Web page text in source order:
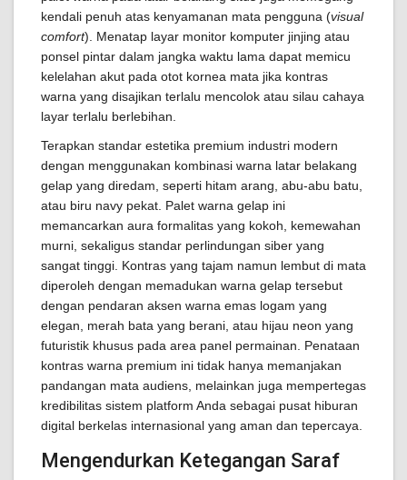
kendali penuh atas kenyamanan mata pengguna (visual
comfort). Menatap layar monitor komputer jinjing atau
ponsel pintar dalam jangka waktu lama dapat memicu
kelelahan akut pada otot kornea mata jika kontras
warna yang disajikan terlalu mencolok atau silau cahaya
layar terlalu berlebihan.
Terapkan standar estetika premium industri modern
dengan menggunakan kombinasi warna latar belakang
gelap yang diredam, seperti hitam arang, abu-abu batu,
atau biru navy pekat. Palet warna gelap ini
memancarkan aura formalitas yang kokoh, kemewahan
murni, sekaligus standar perlindungan siber yang
sangat tinggi. Kontras yang tajam namun lembut di mata
diperoleh dengan memadukan warna gelap tersebut
dengan pendaran aksen warna emas logam yang
elegan, merah bata yang berani, atau hijau neon yang
futuristik khusus pada area panel permainan. Penataan
kontras warna premium ini tidak hanya memanjakan
pandangan mata audiens, melainkan juga mempertegas
kredibilitas sistem platform Anda sebagai pusat hiburan
digital berkelas internasional yang aman dan tepercaya.
Mengendurkan Ketegangan Saraf